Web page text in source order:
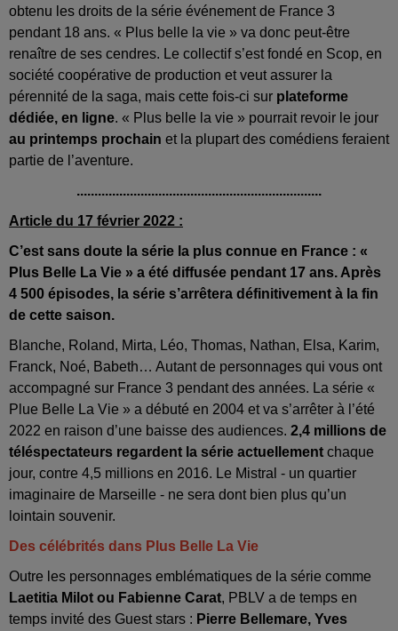
obtenu les droits de la série événement de France 3
pendant 18 ans. « Plus belle la vie » va donc peut-être
renaître de ses cendres. Le collectif s’est fondé en Scop, en
société coopérative de production et veut assurer la
pérennité de la saga, mais cette fois-ci sur plateforme
dédiée, en ligne. « Plus belle la vie » pourrait revoir le jour
au printemps prochain et la plupart des comédiens feraient
partie de l’aventure.
.....................................................................
Article du 17 février 2022 :
C’est sans doute la série la plus connue en France : «
Plus Belle La Vie » a été diffusée pendant 17 ans. Après
4 500 épisodes, la série s’arrêtera définitivement à la fin
de cette saison.
Blanche, Roland, Mirta, Léo, Thomas, Nathan, Elsa, Karim,
Franck, Noé, Babeth… Autant de personnages qui vous ont
accompagné sur France 3 pendant des années. La série «
Plue Belle La Vie » a débuté en 2004 et va s’arrêter à l’été
2022 en raison d’une baisse des audiences. 2,4 millions de
téléspectateurs regardent la série actuellement chaque
jour, contre 4,5 millions en 2016. Le Mistral - un quartier
imaginaire de Marseille - ne sera dont bien plus qu’un
lointain souvenir.
Des célébrités dans Plus Belle La Vie
Outre les personnages emblématiques de la série comme
Laetitia Milot ou Fabienne Carat, PBLV a de temps en
temps invité des Guest stars : Pierre Bellemare, Yves